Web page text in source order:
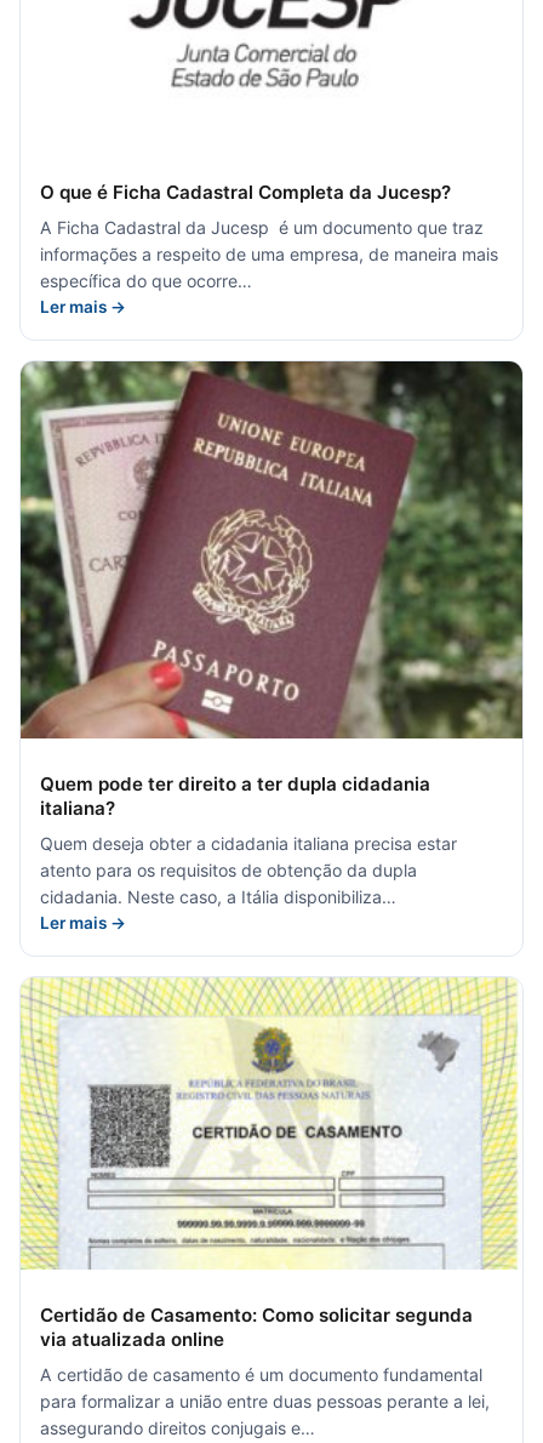
O que é Ficha Cadastral Completa da Jucesp?
A Ficha Cadastral da Jucesp é um documento que traz
informações a respeito de uma empresa, de maneira mais
específica do que ocorre…
Ler mais →
Quem pode ter direito a ter dupla cidadania
italiana?
Quem deseja obter a cidadania italiana precisa estar
atento para os requisitos de obtenção da dupla
cidadania. Neste caso, a Itália disponibiliza…
Ler mais →
Certidão de Casamento: Como solicitar segunda
via atualizada online
A certidão de casamento é um documento fundamental
para formalizar a união entre duas pessoas perante a lei,
assegurando direitos conjugais e…